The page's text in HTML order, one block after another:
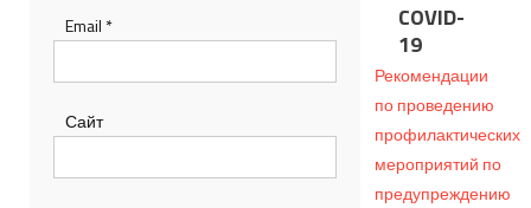
Email *
Сайт
COVID-
19
Рекомендации
по проведению
профилактических
мероприятий по
предупреждению